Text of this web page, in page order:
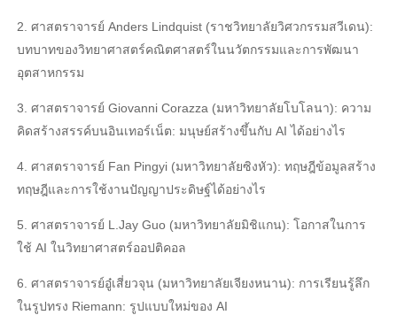
2. ศาสตราจารย์ Anders Lindquist (ราชวิทยาลัยวิศวกรรมสวีเดน):
บทบาทของวิทยาศาสตร์คณิตศาสตร์ในนวัตกรรมและการพัฒนา
อุตสาหกรรม
3. ศาสตราจารย์ Giovanni Corazza (มหาวิทยาลัยโบโลนา): ความ
คิดสร้างสรรค์บนอินเทอร์เน็ต: มนุษย์สร้างขึ้นกับ AI ได้อย่างไร
4. ศาสตราจารย์ Fan Pingyi (มหาวิทยาลัยซิงหัว): ทฤษฎีข้อมูลสร้าง
ทฤษฎีและการใช้งานปัญญาประดิษฐ์ได้อย่างไร
5. ศาสตราจารย์ L.Jay Guo (มหาวิทยาลัยมิชิแกน): โอกาสในการ
ใช้ AI ในวิทยาศาสตร์ออปติคอล
6. ศาสตราจารย์อู๋เสี่ยวจุน (มหาวิทยาลัยเจียงหนาน): การเรียนรู้ลึก
ในรูปทรง Riemann: รูปแบบใหม่ของ AI